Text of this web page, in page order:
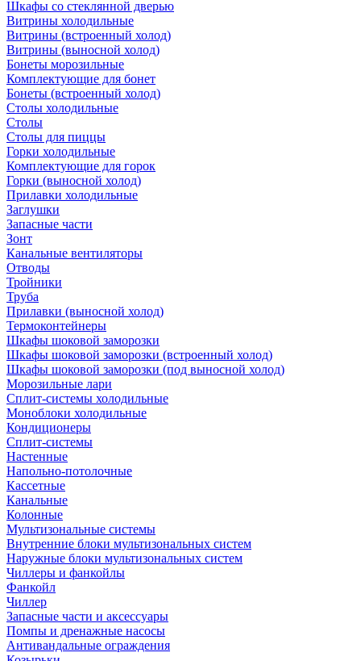
Шкафы со стеклянной дверью
Витрины холодильные
Витрины (встроенный холод)
Витрины (выносной холод)
Бонеты морозильные
Комплектующие для бонет
Бонеты (встроенный холод)
Столы холодильные
Столы
Столы для пиццы
Горки холодильные
Комплектующие для горок
Горки (выносной холод)
Прилавки холодильные
Заглушки
Запасные части
Зонт
Канальные вентиляторы
Отводы
Тройники
Труба
Прилавки (выносной холод)
Термоконтейнеры
Шкафы шоковой заморозки
Шкафы шоковой заморозки (встроенный холод)
Шкафы шоковой заморозки (под выносной холод)
Морозильные лари
Сплит-системы холодильные
Моноблоки холодильные
Кондиционеры
Сплит-системы
Настенные
Напольно-потолочные
Кассетные
Канальные
Колонные
Мультизональные системы
Внутренние блоки мультизональных систем
Наружные блоки мультизональных систем
Чиллеры и фанкойлы
Фанкойл
Чиллер
Запасные части и аксессуары
Помпы и дренажные насосы
Антивандальные ограждения